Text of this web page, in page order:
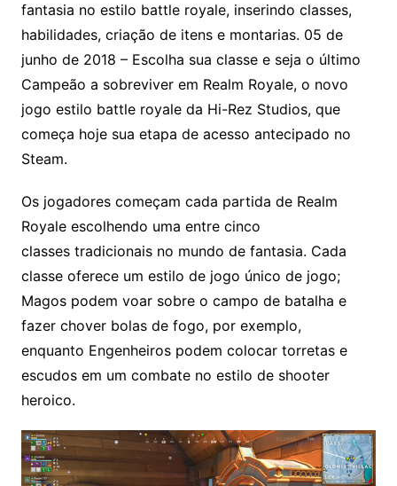
fantasia no estilo battle royale, inserindo classes,
habilidades, criação de itens e montarias. 05 de
junho de 2018 – Escolha sua classe e seja o último
Campeão a sobreviver em Realm Royale, o novo
jogo estilo battle royale da Hi-Rez Studios, que
começa hoje sua etapa de acesso antecipado no
Steam.
Os jogadores começam cada partida de Realm
Royale escolhendo uma entre cinco
classes tradicionais no mundo de fantasia. Cada
classe oferece um estilo de jogo único de jogo;
Magos podem voar sobre o campo de batalha e
fazer chover bolas de fogo, por exemplo,
enquanto Engenheiros podem colocar torretas e
escudos em um combate no estilo de shooter
heroico.